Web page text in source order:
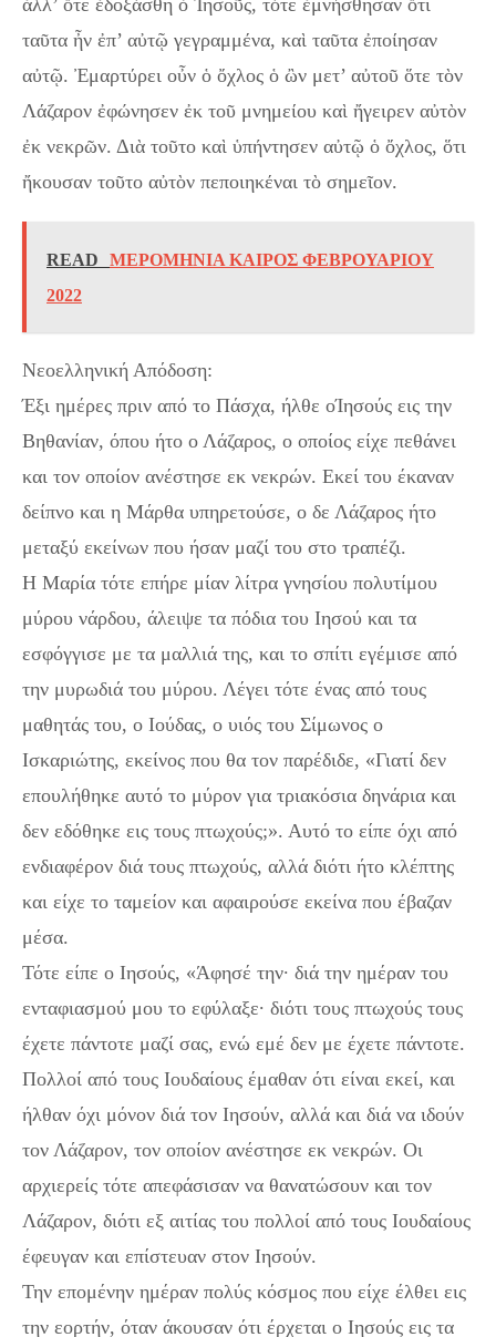
ταῦτα ἦν ἐπ’ αὐτῷ γεγραμμένα, καὶ ταῦτα ἐποίησαν
αὐτῷ. Ἐμαρτύρει οὖν ὁ ὄχλος ὁ ὢν μετ’ αὐτοῦ ὅτε τὸν
Λάζαρον ἐφώνησεν ἐκ τοῦ μνημείου καὶ ἤγειρεν αὐτὸν
ἐκ νεκρῶν. Διὰ τοῦτο καὶ ὑπήντησεν αὐτῷ ὁ ὄχλος, ὅτι
ἤκουσαν τοῦτο αὐτὸν πεποιηκέναι τὸ σημεῖον.
READ
ΜΕΡΟΜΗΝΙΑ ΚΑΙΡΟΣ ΦΕΒΡΟΥΑΡΙΟΥ
2022
Νεοελληνική Απόδοση:
Έξι ημέρες πριν από το Πάσχα, ήλθε οΊησούς εις την
Βηθανίαν, όπου ήτο ο Λάζαρος, ο οποίος είχε πεθάνει
και τον οποίον ανέστησε εκ νεκρών. Εκεί του έκαναν
δείπνο και η Μάρθα υπηρετούσε, ο δε Λάζαρος ήτο
μεταξύ εκείνων που ήσαν μαζί του στο τραπέζι.
Η Μαρία τότε επήρε μίαν λίτρα γνησίου πολυτίμου
μύρου νάρδου, άλειψε τα πόδια του Ιησού και τα
εσφόγγισε με τα μαλλιά της, και το σπίτι εγέμισε από
την μυρωδιά του μύρου. Λέγει τότε ένας από τους
μαθητάς του, ο Ιούδας, ο υιός του Σίμωνος ο
Ισκαριώτης, εκείνος που θα τον παρέδιδε, «Γιατί δεν
επουλήθηκε αυτό το μύρον για τριακόσια δηνάρια και
δεν εδόθηκε εις τους πτωχούς;». Αυτό το είπε όχι από
ενδιαφέρον διά τους πτωχούς, αλλά διότι ήτο κλέπτης
και είχε το ταμείον και αφαιρούσε εκείνα που έβαζαν
μέσα.
Τότε είπε ο Ιησούς, «Άφησέ την· διά την ημέραν του
ενταφιασμού μου το εφύλαξε· διότι τους πτωχούς τους
έχετε πάντοτε μαζί σας, ενώ εμέ δεν με έχετε πάντοτε.
Πολλοί από τους Ιουδαίους έμαθαν ότι είναι εκεί, και
ήλθαν όχι μόνον διά τον Ιησούν, αλλά και διά να ιδούν
τον Λάζαρον, τον οποίον ανέστησε εκ νεκρών. Οι
αρχιερείς τότε απεφάσισαν να θανατώσουν και τον
Λάζαρον, διότι εξ αιτίας του πολλοί από τους Ιουδαίους
έφευγαν και επίστευαν στον Ιησούν.
Την επομένην ημέραν πολύς κόσμος που είχε έλθει εις
την εορτήν, όταν άκουσαν ότι έρχεται ο Ιησούς εις τα